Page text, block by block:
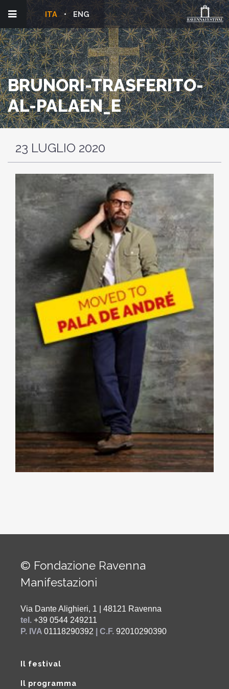
ENG
ITA
BRUNORI-TRASFERITO-
AL-PALAEN_E
23 LUGLIO 2020
© Fondazione Ravenna
Manifestazioni
Via Dante Alighieri, 1 | 48121 Ravenna
tel. +39 0544 249211
P. IVA 01118290392 | C.F. 92010290390
Il festival
Il programma